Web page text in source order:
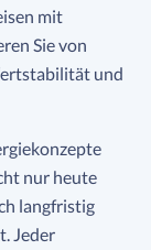
mit
Sie von
und
nur heute
langfristig
Jeder